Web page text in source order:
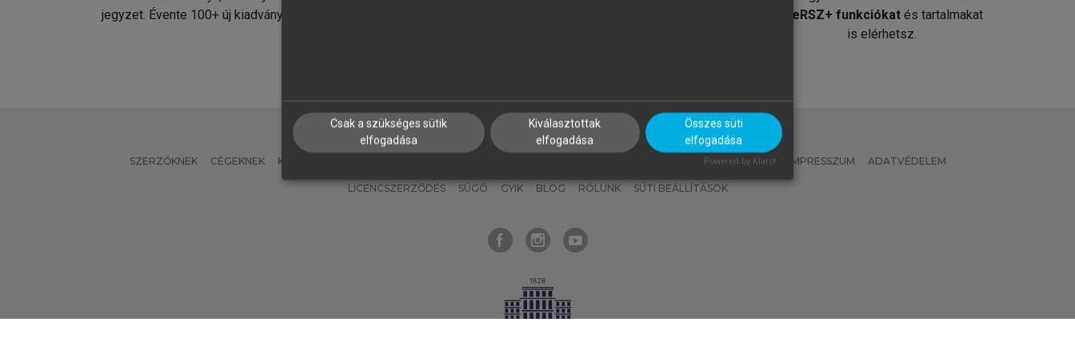
jegyzet. Évente 100+ új kiadvány.
MeRSZ+ funkciókat és tartalmakat
is elérhetsz.
SZERZŐKNEK CÉGEKNEK KÖNYVTÁROSOKNAK MI – ÁLTALÁNOS IRÁNYELVEK IMPRESSZUM ADATVÉDELEM
LICENCSZERZŐDÉS SÚGÓ GYIK BLOG RÓLUNK SÜTI BEÁLLÍTÁSOK
Csak a szükséges sütik
elfogadása
Kiválasztottak
elfogadása
Összes süti
elfogadása
Powered by Klaro!